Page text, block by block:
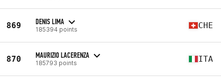
869 DENIS LIMA
185394 points CHE
870 MAURIZIO LACERENZA
185793 points ITA